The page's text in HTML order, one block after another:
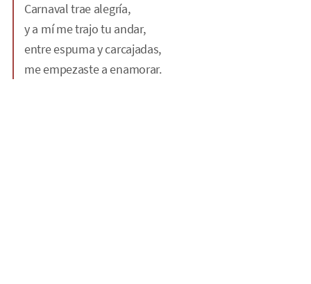
Carnaval trae alegría,
y a mí me trajo tu andar,
entre espuma y carcajadas,
me empezaste a enamorar.